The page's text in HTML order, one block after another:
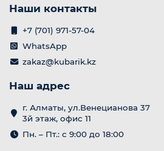
Наши контакты
+7 (701) 971-57-04
WhatsApp
zakaz@kubarik.kz
Наш адрес
г. Алматы, ул.Венецианова 37
3й этаж, офис 11
Пн. – Пт.: с 9:00 до 18:00